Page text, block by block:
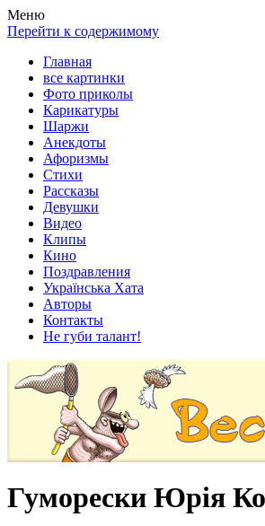
Весела хата — прикольные картинки,
клипы!
Покажем всем ваши фото приколы,
рассказы, видео и песни!
Меню
Перейти к содержимому
Главная
все картинки
Фото приколы
Карикатуры
Шаржи
Анекдоты
Афоризмы
Стихи
Рассказы
Девушки
Видео
Клипы
Кино
Поздравления
Українська Хата
Авторы
Контакты
Не губи талант!
Гуморески Юрія